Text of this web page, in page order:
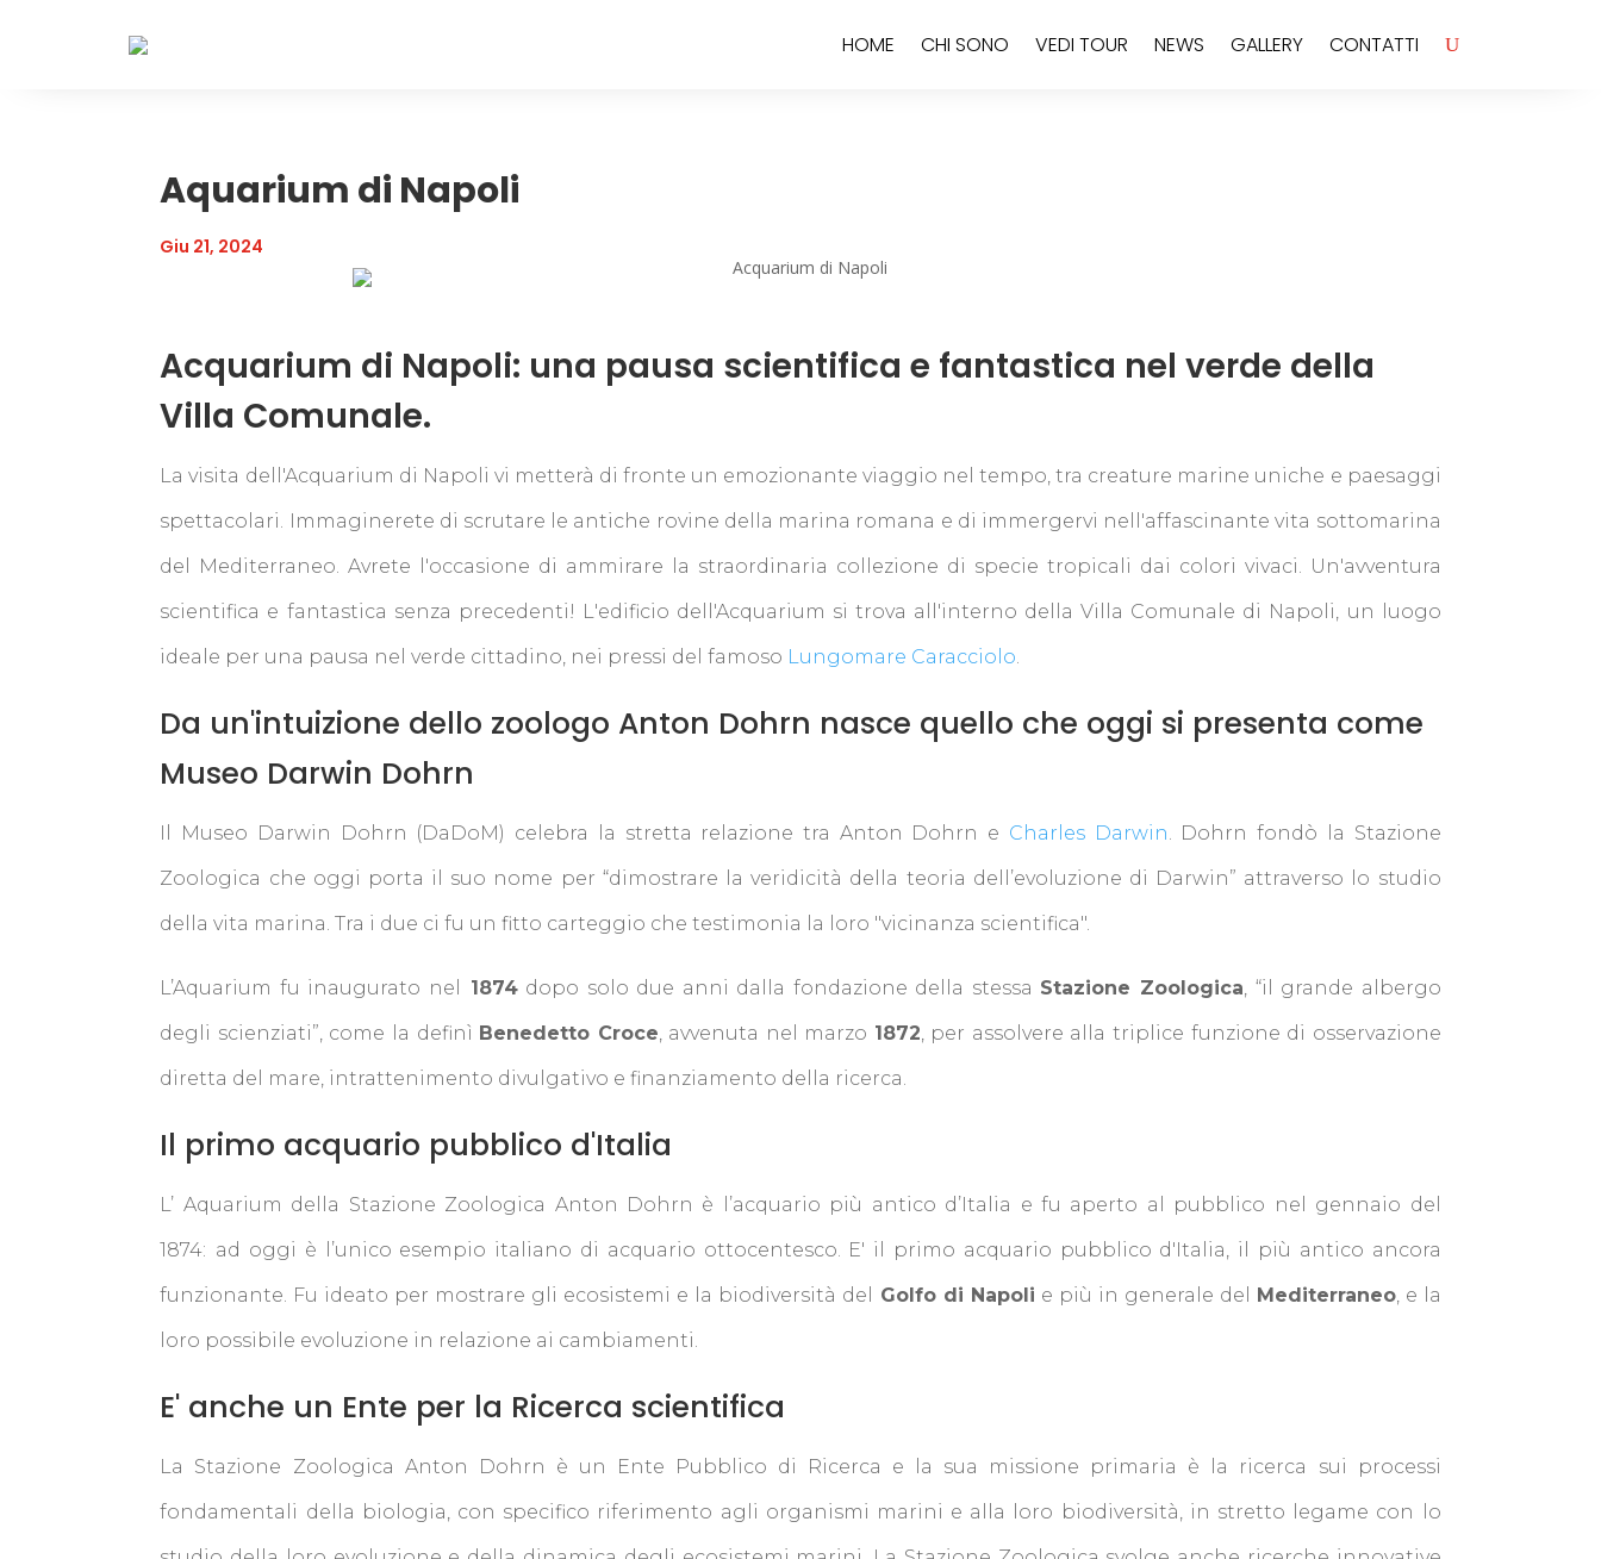
HOME CHI SONO VEDI TOUR NEWS GALLERY CONTATTI
Aquarium di Napoli
Giu 21, 2024
Acquarium di Napoli: una pausa scientifica e fantastica nel verde della
Villa Comunale.
La visita dell'Acquarium di Napoli vi metterà di fronte un emozionante viaggio nel tempo, tra creature marine uniche e paesaggi
spettacolari. Immaginerete di scrutare le antiche rovine della marina romana e di immergervi nell'affascinante vita sottomarina
del Mediterraneo. Avrete l'occasione di ammirare la straordinaria collezione di specie tropicali dai colori vivaci. Un'avventura
scientifica e fantastica senza precedenti! L'edificio dell'Acquarium si trova all'interno della Villa Comunale di Napoli, un luogo
ideale per una pausa nel verde cittadino, nei pressi del famoso Lungomare Caracciolo
Da un'intuizione dello zoologo Anton Dohrn nasce quello che oggi si presenta come
Museo Darwin Dohrn
Il Museo Darwin Dohrn (DaDoM) celebra la stretta relazione tra Anton Dohrn e Charles Darwin . Dohrn fondò la Stazione
Zoologica che oggi porta il suo nome per “dimostrare la veridicità della teoria dell’evoluzione di Darwin” attraverso lo studio
della vita marina. Tra i due ci fu un fitto carteggio che testimonia la loro "vicinanza scientifica".
L’Aquarium fu inaugurato nel 1874dopo solo due anni dalla fondazione della stessa Stazione Zoologica , “il grande albergo
degli scienziati”, come la definì Benedetto Croce , avvenuta nel marzo 1872 , per assolvere alla triplice funzione di osservazione
diretta del mare, intrattenimento divulgativo e finanziamento della ricerca.
Il primo acquario pubblico d'Italia
L’ Aquarium della Stazione Zoologica Anton Dohrn è l’acquario più antico d’Italia e fu aperto al pubblico nel gennaio del
1874: ad oggi è l’unico esempio italiano di acquario ottocentesco. E' il primo acquario pubblico d'Italia, il più antico ancora
funzionante. Fu ideato per mostrare gli ecosistemi e la biodiversità del Golfo di Napoli e più in generale del Mediterraneo, e la
loro possibile evoluzione in relazione ai cambiamenti.
E' anche un Ente per la Ricerca scientifica
La Stazione Zoologica Anton Dohrn è un Ente Pubblico di Ricerca e la sua missione primaria è la ricerca sui processi
fondamentali della biologia, con specifico riferimento agli organismi marini e alla loro biodiversità, in stretto legame con lo